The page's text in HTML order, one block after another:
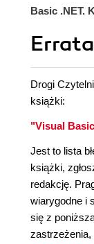
Basic .NET.
Drogi
książki:
"Visual
Jest to lista
książki,
redakcję.
wiarygodne i
się z
zastrzeżenia,